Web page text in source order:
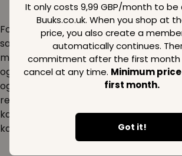
It only costs 9,99 GBP/month to
Buuks.co.uk. When you shop at
price, you also create a
automatically continues.
commitment after the first month
cancel at any time. Minimum price
first month.
Got it!
Forestil dig at have evnen til at
samfundsproblemer såsom ulighed,
miljøudfordringer. Med en dybere
og samfundsvidenskab kan du
og beslutningsprocesser, der fremmer
retfærdighed og bæredygtig udvikling.
kategori kan være din nøgle til at få
kan drive forandring.